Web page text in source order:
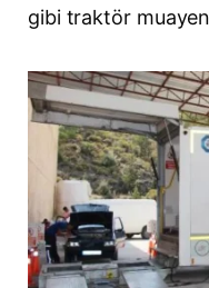
gibi traktör